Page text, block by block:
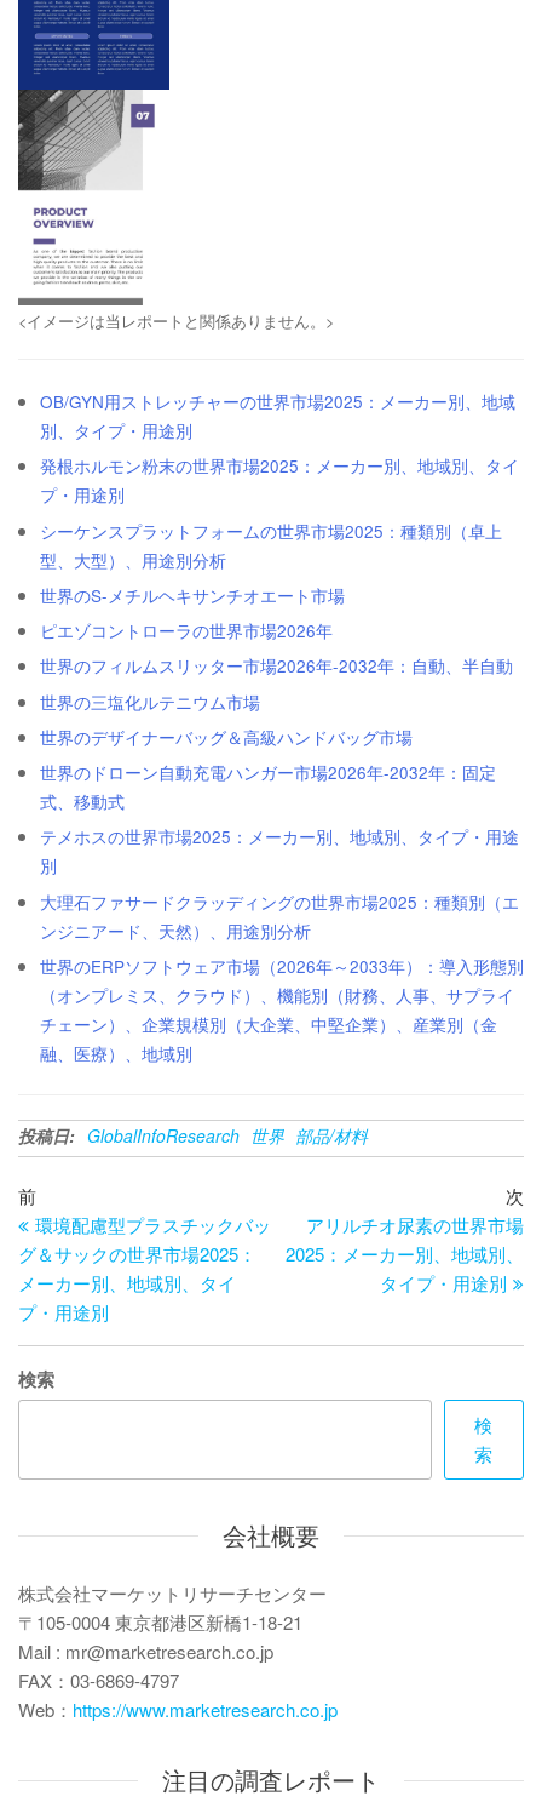
<イメージは当レポートと関係ありません。>
OB/GYN用ストレッチャーの世界市場2025：メーカー別、地域
別、タイプ・用途別
発根ホルモン粉末の世界市場2025：メーカー別、地域別、タイ
プ・用途別
シーケンスプラットフォームの世界市場2025：種類別（卓上
型、大型）、用途別分析
世界のS-メチルヘキサンチオエート市場
ピエゾコントローラの世界市場2026年
世界のフィルムスリッター市場2026年-2032年：自動、半自動
世界の三塩化ルテニウム市場
世界のデザイナーバッグ＆高級ハンドバッグ市場
世界のドローン自動充電ハンガー市場2026年-2032年：固定
式、移動式
テメホスの世界市場2025：メーカー別、地域別、タイプ・用途
別
大理石ファサードクラッディングの世界市場2025：種類別（エ
ンジニアード、天然）、用途別分析
世界のERPソフトウェア市場（2026年～2033年）：導入形態別
（オンプレミス、クラウド）、機能別（財務、人事、サプライ
チェーン）、企業規模別（大企業、中堅企業）、産業別（金
融、医療）、地域別
投稿日: GlobalInfoResearch 世界 部品/材料
投
稿
ナ
ビ
ゲ
ー
ョ
過
去
の
投
稿
前
環境配慮型プラスチックバッ
グ＆サックの世界市場2025：
メーカー別、地域別、タイ
プ・用途別
の
次
アリルチオ尿素の世界市場
2025：メーカー別、地域別、
タイプ・用途別
検索
検
索
会社概要
株式会社マーケットリサーチセンター
〒105-0004 東京都港区新橋1-18-21
Mail : mr@marketresearch.co.jp
FAX：03-6869-4797
Web： https://www.marketresearch.co.jp
注目の調査レポート